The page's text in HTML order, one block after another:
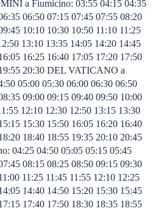
a Fiumicino: 03:55 04:15 04:35
06:50 07:15 07:45 07:55 08:20
10:10 10:30 10:50 11:10 11:25
13:10 13:35 14:05 14:20 14:45
16:25 16:40 17:05 17:20 17:50
20:30 DEL VATICANO a
05:00 05:30 06:00 06:30 06:50
09:00 09:15 09:40 09:50 10:00
12:10 12:30 12:50 13:15 13:30
15:30 15:50 16:05 16:20 16:40
18:40 18:55 19:35 20:10 20:45
04:25 04:50 05:05 05:15 05:45
08:15 08:25 08:50 09:15 09:30
11:25 11:45 11:55 12:10 12:25
14:40 14:50 15:20 15:30 15:45
17:40 17:50 18:30 18:35 18:55